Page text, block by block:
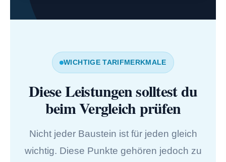
WICHTIGE TARIFMERKMALE
Diese Leistungen solltest du
beim Vergleich prüfen
Nicht jeder Baustein ist für jeden gleich
wichtig. Diese Punkte gehören jedoch zu